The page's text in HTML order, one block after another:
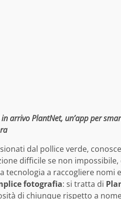
arrivo PlantNet, un’app per
dal pollice verde,
difficile se non
tecnologia a raccogliere nomi
fotografia: si tratta di
di chiunque rispetto a